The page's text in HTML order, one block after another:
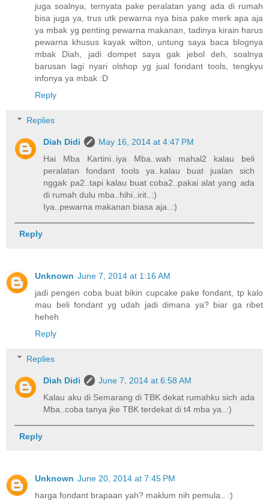
juga soalnya, ternyata pake peralatan yang ada di rumah
bisa juga ya, trus utk pewarna nya bisa pake merk apa aja
ya mbak yg penting pewarna makanan, tadinya kirain harus
pewarna khusus kayak wilton, untung saya baca blognya
mbak Diah, jadi dompet saya gak jebol deh, soalnya
barusan lagi nyari olshop yg jual fondant tools, tengkyu
infonya ya mbak :D
Reply
Replies
Diah Didi
May 16, 2014 at 4:47 PM
Hai Mba Kartini..iya Mba..wah mahal2 kalau beli
peralatan fondant tools ya..kalau buat jualan sich
nggak pa2..tapi kalau buat coba2..pakai alat yang ada
di rumah dulu mba..hihi..irit..:)
Iya..pewarna makanan biasa aja..:)
Reply
Unknown June 7, 2014 at 1:16 AM
jadi pengen coba buat bikin cupcake pake fondant, tp kalo
mau beli fondant yg udah jadi dimana ya? biar ga ribet
heheh
Reply
Replies
Diah Didi
June 7, 2014 at 6:58 AM
Kalau aku di Semarang di TBK dekat rumahku sich ada
Mba..coba tanya jke TBK terdekat di t4 mba ya..:)
Reply
Unknown June 20, 2014 at 7:45 PM
harga fondant brapaan yah? maklum nih pemula.. :)